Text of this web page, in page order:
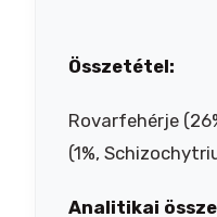
Összetétel:
Rovarfehérje
(1%,
Analitikai